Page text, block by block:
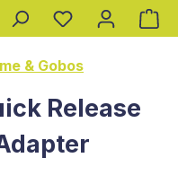
& Gobos
Release